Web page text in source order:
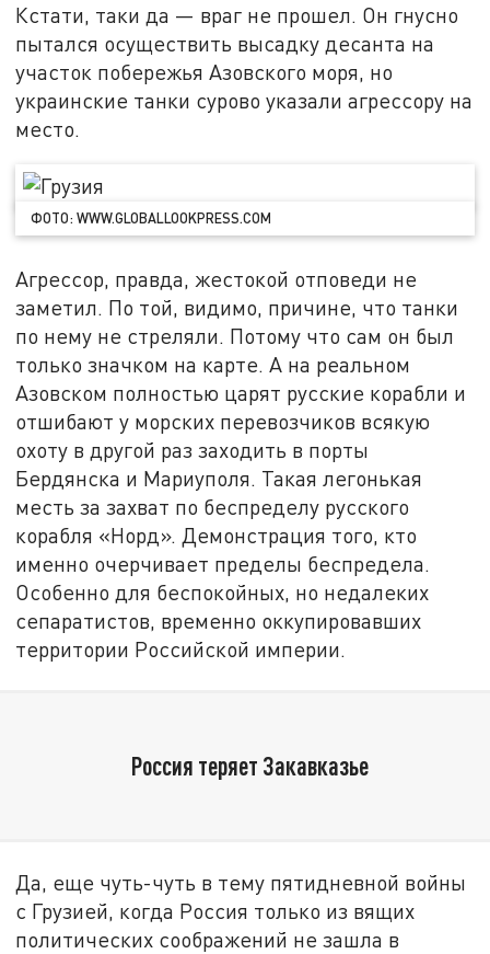
Кстати, таки да — враг не прошел. Он гнусно
пытался осуществить высадку десанта на
участок побережья Азовского моря, но
украинские танки сурово указали агрессору на
место.
ФОТО: WWW.GLOBALLOOKPRESS.COM
Агрессор, правда, жестокой отповеди не
заметил. По той, видимо, причине, что танки
по нему не стреляли. Потому что сам он был
только значком на карте. А на реальном
Азовском полностью царят русские корабли и
отшибают у морских перевозчиков всякую
охоту в другой раз заходить в порты
Бердянска и Мариуполя. Такая легонькая
месть за захват по беспределу русского
корабля «Норд». Демонстрация того, кто
именно очерчивает пределы беспредела.
Особенно для беспокойных, но недалеких
сепаратистов, временно оккупировавших
территории Российской империи.
Россия теряет Закавказье
Да, еще чуть-чуть в тему пятидневной войны
с Грузией, когда Россия только из вящих
политических соображений не зашла в